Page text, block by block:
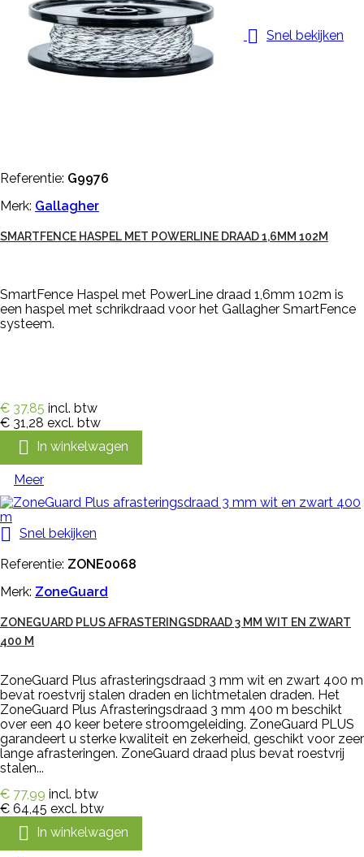
 Snel bekijken
Referentie: G9976
Merk: Gallagher
SMARTFENCE HASPEL MET POWERLINE DRAAD 1,6MM 102M
SmartFence Haspel met PowerLine draad 1,6mm 102m is
een haspel met schrikdraad voor het Gallagher SmartFence
systeem.
€ 37,85 incl. btw
€ 31,28 excl. btw
 In winkelwagen
Meer
 Snel bekijken
Referentie: ZONE0068
Merk: ZoneGuard
ZONEGUARD PLUS AFRASTERINGSDRAAD 3 MM WIT EN ZWART
400 M
ZoneGuard Plus afrasteringsdraad 3 mm wit en zwart 400 m
bevat roestvrij stalen draden en lichtmetalen draden. Het
ZoneGuard Plus Afrasteringsdraad 3 mm 400 m beschikt
over een 40 keer betere stroomgeleiding. ZoneGuard PLUS
garandeert u sterke kwaliteit en zekerheid, geschikt voor zeer
lange afrasteringen. ZoneGuard draad plus bevat roestvrij
stalen...
€ 77,99 incl. btw
€ 64,45 excl. btw
 In winkelwagen